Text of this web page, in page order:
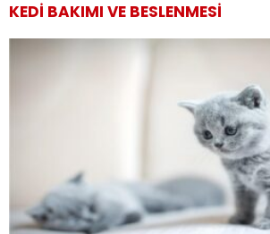
KEDI BAKIMI VE BESLENMESI